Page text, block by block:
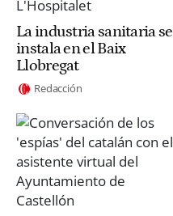
La industria sanitaria se
instala en el Baix
Llobregat
Redacción